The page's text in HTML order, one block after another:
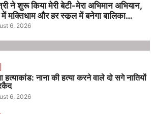
ने शुरू किया मेरी बेटी-मेरा अभिमान अभियान,
में मुक्तिधाम और हर स्कूल में बनेगा बालिका
6, 2026
हत्याकांड: नाना की हत्या करने वाले दो सगे नातियों
6, 2026